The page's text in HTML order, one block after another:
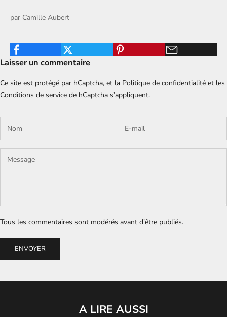
par Camille Aubert
Laisser un commentaire
Ce site est protégé par hCaptcha, et la Politique de confidentialité et les
Conditions de service de hCaptcha s’appliquent.
Tous les commentaires sont modérés avant d'être publiés.
ENVOYER
A LIRE AUSSI